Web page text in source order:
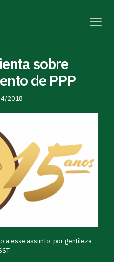
sobre
de PPP
2018
a esse assunto, por gentileza